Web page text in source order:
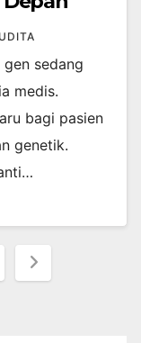
sedang
medis.
bagi pasien
genetik.